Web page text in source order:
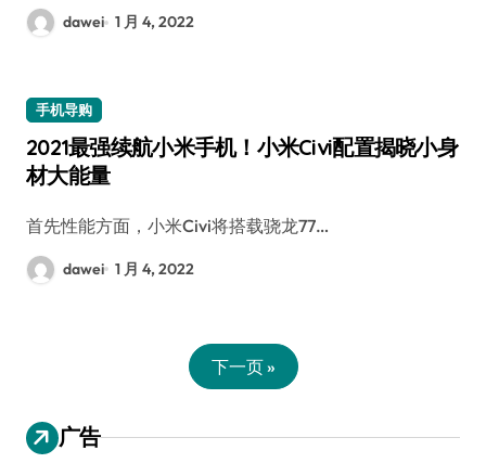
dawei 1 月 4, 2022
手机导购
2021最强续航小米手机！小米Civi配置揭晓小身
材大能量
首先性能方面，小米Civi将搭载骁龙77…
dawei 1 月 4, 2022
下一页 »
广告